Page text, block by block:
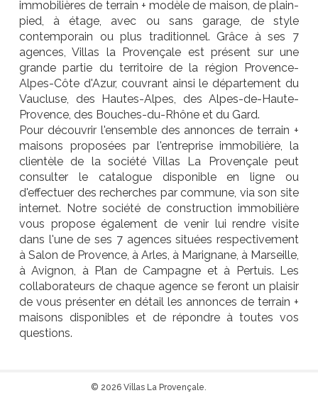
immobilières de terrain + modèle de maison, de plain-
pied, à étage, avec ou sans garage, de style
contemporain ou plus traditionnel. Grâce à ses 7
agences, Villas la Provençale est présent sur une
grande partie du territoire de la région Provence-
Alpes-Côte d'Azur, couvrant ainsi le département du
Vaucluse, des Hautes-Alpes, des Alpes-de-Haute-
Provence, des Bouches-du-Rhône et du Gard.
Pour découvrir l'ensemble des annonces de terrain +
maisons proposées par l'entreprise immobilière, la
clientèle de la société Villas La Provençale peut
consulter le catalogue disponible en ligne ou
d'effectuer des recherches par commune, via son site
internet. Notre société de construction immobilière
vous propose également de venir lui rendre visite
dans l'une de ses 7 agences situées respectivement
à Salon de Provence, à Arles, à Marignane, à Marseille,
à Avignon, à Plan de Campagne et à Pertuis. Les
collaborateurs de chaque agence se feront un plaisir
de vous présenter en détail les annonces de terrain +
maisons disponibles et de répondre à toutes vos
questions.
© 2026 Villas La Provençale.